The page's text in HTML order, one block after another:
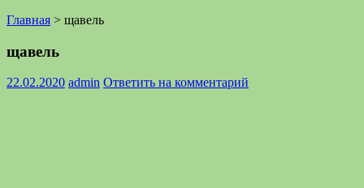
Главная > щавель
щавель
22.02.2020 admin Ответить на комментарий